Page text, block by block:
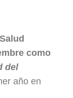
como
del
año en